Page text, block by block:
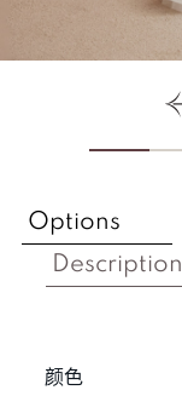
Options
Description
颜色